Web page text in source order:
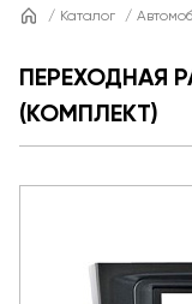
/ Каталог /
ПЕРЕХОДНАЯ
(КОМПЛЕКТ)